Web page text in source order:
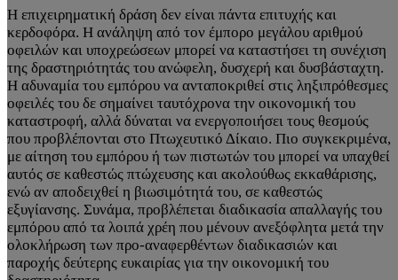
Η επιχειρηματική δράση δεν είναι πάντα επιτυχής και
κερδοφόρα. Η ανάληψη από τον έμπορο μεγάλου αριθμού
οφειλών και υποχρεώσεων μπορεί να καταστήσει τη συνέχιση
της δραστηριότητάς του ανώφελη, δυσχερή και δυσβάσταχτη.
Η αδυναμία του εμπόρου να ανταποκριθεί στις ληξιπρόθεσμες
οφειλές του δε σημαίνει ταυτόχρονα την οικονομική του
καταστροφή, αλλά δύναται να ενεργοποιήσει τους θεσμούς
που προβλέπονται στο Πτωχευτικό Δίκαιο. Πιο συγκεκριμένα,
με αίτηση του εμπόρου ή των πιστωτών του μπορεί να υπαχθεί
αυτός σε καθεστώς πτώχευσης και ακολούθως εκκαθάρισης,
ενώ αν αποδειχθεί η βιωσιμότητά του, σε καθεστώς
εξυγίανσης. Συνάμα, προβλέπεται διαδικασία απαλλαγής του
εμπόρου από τα λοιπά χρέη που μένουν ανεξόφλητα μετά την
ολοκλήρωση των προ-αναφερθέντων διαδικασιών και
παροχής δεύτερης ευκαιρίας για την οικονομική του